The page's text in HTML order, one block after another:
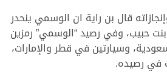
قال بن راية ان الوسمي ينحدر
حبيب، وفي رصيد “الوسمي” رمزين
وسيارتين في قطر والإمارات،
في رصيده.